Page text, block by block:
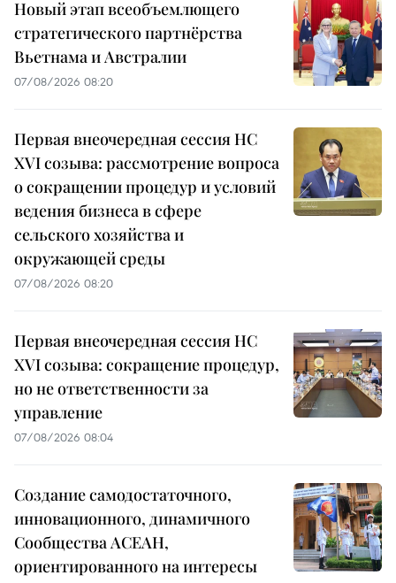
Новый этап всеобъемлющего
стратегического партнёрства
Вьетнама и Австралии
07/08/2026 08:20
Первая внеочередная сессия НС
XVI созыва: рассмотрение вопроса
о сокращении процедур и условий
ведения бизнеса в сфере
сельского хозяйства и
окружающей среды
07/08/2026 08:20
Первая внеочередная сессия НС
XVI созыва: сокращение процедур,
но не ответственности за
управление
07/08/2026 08:04
Создание самодостаточного,
инновационного, динамичного
Сообщества АСЕАН,
ориентированного на интересы